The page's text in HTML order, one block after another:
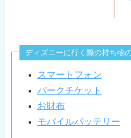
ディズニーに行く際の持ち物
スマートフォン
パークチケット
お財布
モバイルバッテリー